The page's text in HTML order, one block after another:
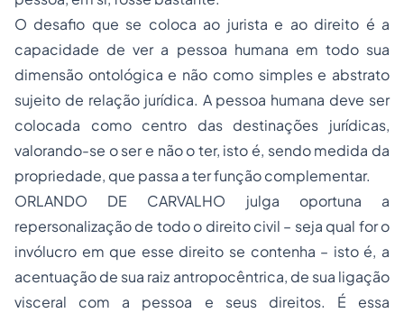
O desafio que se coloca ao jurista e ao direito é a
capacidade de ver a pessoa humana em todo sua
dimensão ontológica e não como simples e abstrato
sujeito de relação jurídica. A pessoa humana deve ser
colocada como centro das destinações jurídicas,
valorando-se o ser e não o ter, isto é, sendo medida da
propriedade, que passa a ter função complementar.
ORLANDO DE CARVALHO julga oportuna a
repersonalização de todo o direito civil – seja qual for o
invólucro em que esse direito se contenha – isto é, a
acentuação de sua raiz antropocêntrica, de sua ligação
visceral com a pessoa e seus direitos. É essa